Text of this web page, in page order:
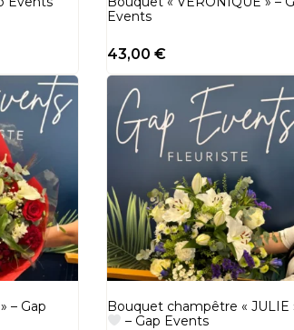
Events
43,00 €
– Gap
Bouquet champêtre « JULIE
– Gap Events